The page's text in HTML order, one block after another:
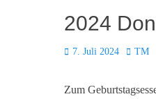
2024
Posted
7. Juli 2024 Autor
TM
Zum